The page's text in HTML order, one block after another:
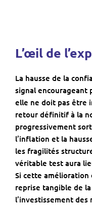
L’œil de
La hausse de la
signal encourageant
elle ne doit pas être
retour définitif à la
progressivement
l’inflation et la
les fragilités
véritable test aura
Si cette amélioration
reprise tangible de
l’investissement